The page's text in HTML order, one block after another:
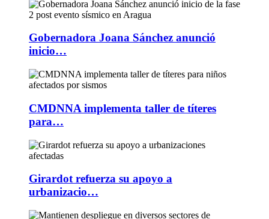
Gobernadora Joana Sánchez anunció
inicio…
CMDNNA implementa taller de títeres
para…
Girardot refuerza su apoyo a
urbanizacio…